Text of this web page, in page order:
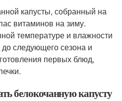
капусты, собранный на
витаминов на зиму.
температуре и влажности
следующего сезона и
первых блюд,
белокочанную капусту